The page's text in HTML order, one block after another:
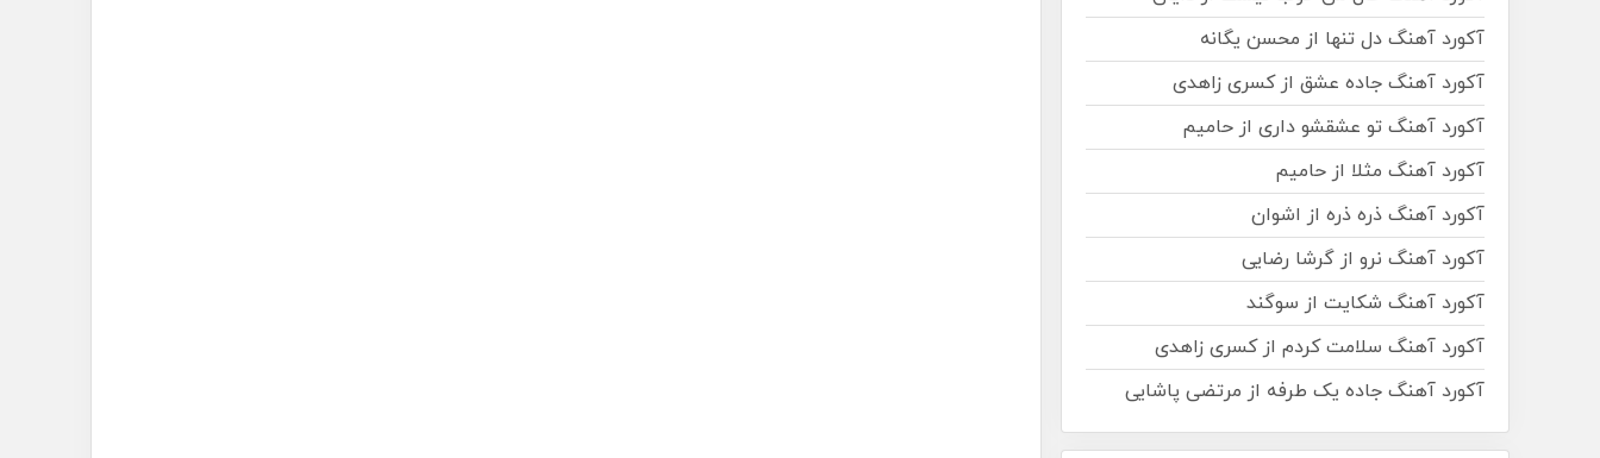
آکورد آهنگ دل تنها از محسن یگانه
آکورد آهنگ جاده عشق از کسری زاهدی
آکورد آهنگ تو عشقشو داری از حامیم
آکورد آهنگ مثلا از حامیم
آکورد آهنگ ذره ذره از اشوان
آکورد آهنگ نرو از گرشا رضایی
آکورد آهنگ شکایت از سوگند
آکورد آهنگ سلامت کردم از کسری زاهدی
آکورد آهنگ جاده یک طرفه از مرتضی پاشایی